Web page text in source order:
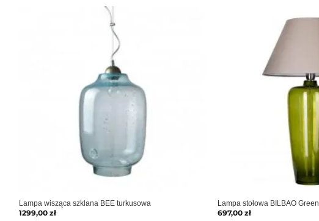
Lampa wisząca szklana BEE turkusowa
1299,00 zł
Lampa stołowa BILBAO Green
697,00zł